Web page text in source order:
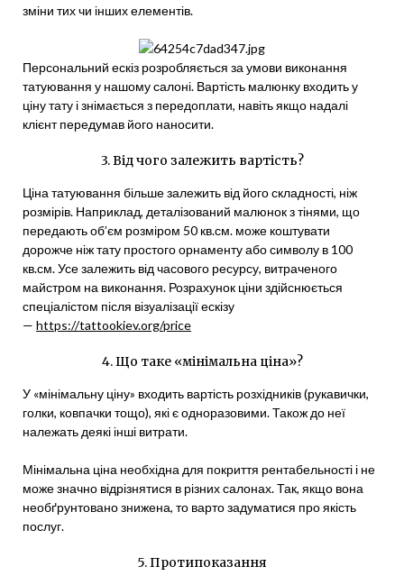
зміни тих чи інших елементів.
Персональний ескіз розробляється за умови виконання
татуювання у нашому салоні. Вартість малюнку входить у
ціну тату і знімається з передоплати, навіть якщо надалі
клієнт передумав його наносити.
3. Від чого залежить вартість?
Ціна татуювання більше залежить від його складності, ніж
розмірів. Наприклад, деталізований малюнок з тінями, що
передають об’єм розміром 50 кв.см. може коштувати
дорожче ніж тату простого орнаменту або символу в 100
кв.см. Усе залежить від часового ресурсу, витраченого
майстром на виконання. Розрахунок ціни здійснюється
спеціалістом після візуалізації ескізу
— https://tattookiev.org/price
4. Що таке «мінімальна ціна»?
У «мінімальну ціну» входить вартість розхідників (рукавички,
голки, ковпачки тощо), які є одноразовими. Також до неї
належать деякі інші витрати.
Мінімальна ціна необхідна для покриття рентабельності і не
може значно відрізнятися в різних салонах. Так, якщо вона
необґрунтовано знижена, то варто задуматися про якість
послуг.
5. Протипоказання